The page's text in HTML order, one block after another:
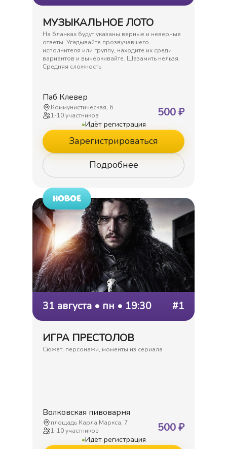
МУЗЫКАЛЬНОЕ ЛОТО
На бланках будут указаны верные и неверные
ответы. Угадывайте прозвучавшего
исполнителя или группу, находите их среди
вариантов и вычёркивайте. Шазамить нельзя.
Средняя сложность
Паб Клевер
Коммунистическая, 6
1-10участников 500₽
•Идёт регистрация
Зарегистрироваться
Подробнее
НОВОЕ
31 августа • пн • 19:30 #1
ИГРА ПРЕСТОЛОВ
Сюжет, персонажи, моменты из сериала
Волковская пивоварня
площадь Карла Маркса, 7
1-10участников 500₽
•Идёт регистрация